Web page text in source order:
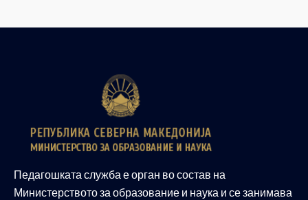
Педагошката служба е орган во состав на
Министерството за образование и наука и се занимава